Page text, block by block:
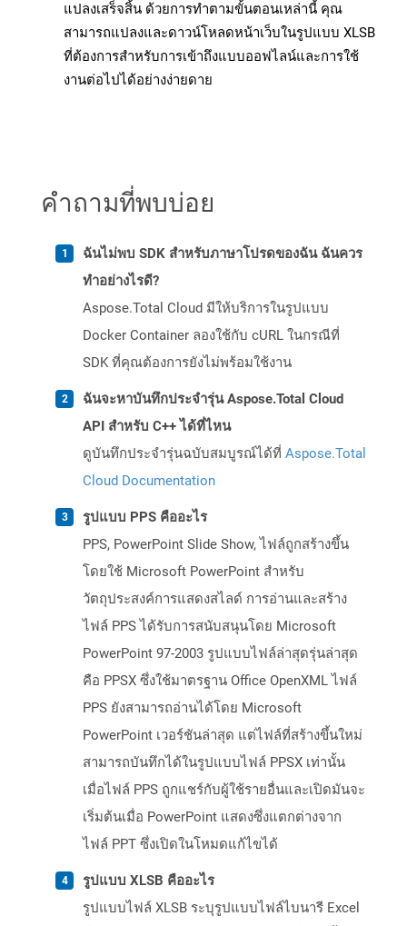
แปลงเสร็จสิ้น ด้วยการทำตามขั้นตอนเหล่านี้ คุณ
สามารถแปลงและดาวน์โหลดหน้าเว็บในรูปแบบ XLSB
ที่ต้องการสำหรับการเข้าถึงแบบออฟไลน์และการใช้
งานต่อไปได้อย่างง่ายดาย
คำถามที่พบบ่อย
ฉันไม่พบ SDK สำหรับภาษาโปรดของฉัน ฉันควร
ทำอย่างไรดี?
Aspose.Total Cloud มีให้บริการในรูปแบบ
Docker Container ลองใช้กับ cURL ในกรณีที่
SDK ที่คุณต้องการยังไม่พร้อมใช้งาน
ฉันจะหาบันทึกประจำรุ่น Aspose.Total Cloud
API สำหรับ C++ ได้ที่ไหน
ดูบันทึกประจำรุ่นฉบับสมบูรณ์ได้ที่ Aspose.Total
Cloud Documentation
รูปแบบ PPS คืออะไร
PPS, PowerPoint Slide Show, ไฟล์ถูกสร้างขึ้น
โดยใช้ Microsoft PowerPoint สำหรับ
วัตถุประสงค์การแสดงสไลด์ การอ่านและสร้าง
ไฟล์ PPS ได้รับการสนับสนุนโดย Microsoft
PowerPoint 97-2003 รูปแบบไฟล์ล่าสุดรุ่นล่าสุด
คือ PPSX ซึ่งใช้มาตรฐาน Office OpenXML ไฟล์
PPS ยังสามารถอ่านได้โดย Microsoft
PowerPoint เวอร์ชันล่าสุด แต่ไฟล์ที่สร้างขึ้นใหม่
สามารถบันทึกได้ในรูปแบบไฟล์ PPSX เท่านั้น
เมื่อไฟล์ PPS ถูกแชร์กับผู้ใช้รายอื่นและเปิดมันจะ
เริ่มต้นเมื่อ PowerPoint แสดงซึ่งแตกต่างจาก
ไฟล์ PPT ซึ่งเปิดในโหมดแก้ไขได้
รูปแบบ XLSB คืออะไร
รูปแบบไฟล์ XLSB ระบุรูปแบบไฟล์ไบนารี Excel